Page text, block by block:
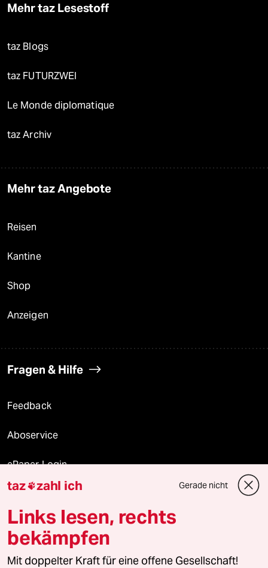
Mehr taz Lesestoff
taz Blogs
taz FUTURZWEI
Le Monde diplomatique
taz Archiv
Mehr taz Angebote
Reisen
Kantine
Shop
Anzeigen
Fragen & Hilfe
Feedback
Aboservice
ePaper Login
Downloads für Abonnierende
© 2026 taz Verlags und Vertriebs GmbH
Alle Rechte vorbehalten. Bei rechtlichen Fragen oder für Genehmigungen
taz zahl ich Gerade nicht
Links lesen, rechts
bekämpfen
Mit doppelter Kraft für eine offene Gesellschaft!